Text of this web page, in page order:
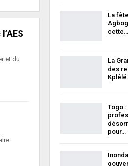
et du
La
cette…
La
des
Kplélé
Togo :
pour…